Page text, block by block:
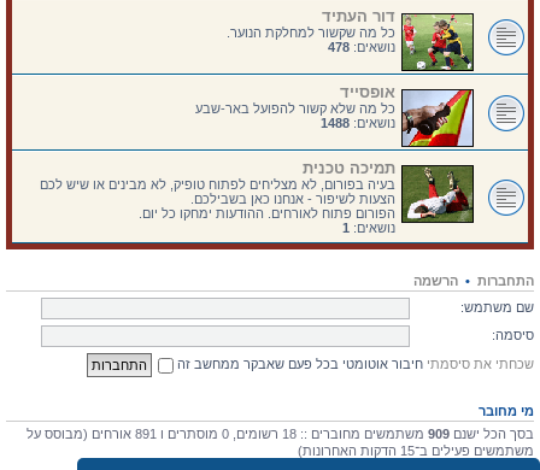
דור העתיד
כל מה שקשור למחלקת הנוער.
נושאים: 478
אופסייד
כל מה שלא קשור להפועל באר-שבע
נושאים: 1488
תמיכה טכנית
בעיה בפורום, לא מצליחים לפתוח טופיק, לא מבינים או שיש לכם
הצעות לשיפור - אנחנו כאן בשבילכם.
הפורום פתוח לאורחים. ההודעות ימחקו כל יום.
נושאים: 1
התחברות • הרשמה
שם משתמש:
סיסמה:
שכחתי את סיסמתי חיבור אוטומטי בכל פעם שאבקר ממחשב זה
מי מחובר
בסך הכל ישנם 909
משתמשים מחוברים :: 18 רשומים, 0 מוסתרים ו 891 אורחים (מבוסס על
משתמשים פעילים ב־15 הדקות האחרונות)